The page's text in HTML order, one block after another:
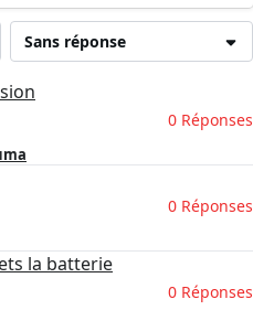
Sans réponse
0 Réponses
0 Réponses
la batterie
0 Réponses